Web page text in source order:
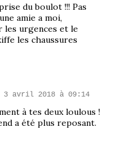
du boulot !!! Pas
amie a moi,
les urgences et le
les chaussures
3 avril 2018 à 09:14
à tes deux loulous !
a été plus reposant.